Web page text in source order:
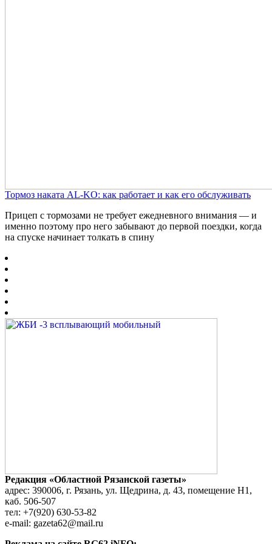
Тормоз наката AL-KO: как работает и как его обслуживать
Прицеп с тормозами не требует ежедневного внимания — и
именно поэтому про него забывают до первой поездки, когда
на спуске начинает толкать в спину
Редакция «Областной Рязанской газеты»
адрес: 390006, г. Рязань, ул. Щедрина, д. 43, помещение Н1,
каб. 506-507
тел: +7(920) 630-53-82
e-mail: gazeta62@mail.ru